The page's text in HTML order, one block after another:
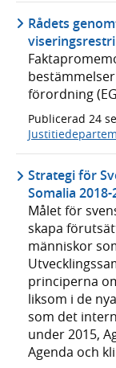
Rådets
förordning
Publicerad 24
Strategi för
Somalia 2018-
Målet för
skapa
människor
principerna
liksom i de
som det
under 2015,
Agenda och